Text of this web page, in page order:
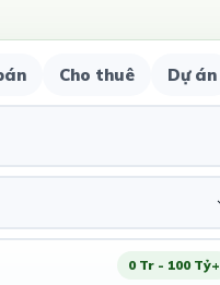
Cho thuê Dự án
0 Tr - 100 Tỷ+